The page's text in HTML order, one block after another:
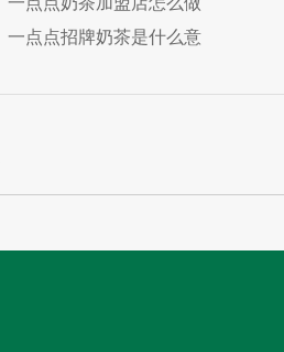
一点点招牌奶茶是什么意